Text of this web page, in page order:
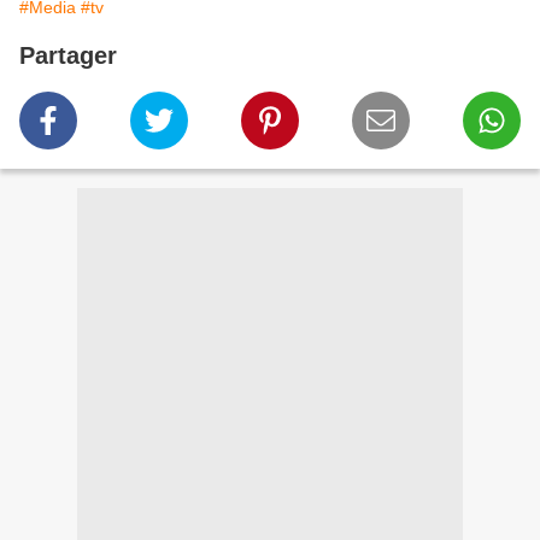
#Media #tv
Partager